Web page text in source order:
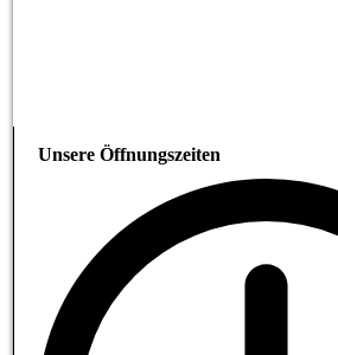
Unsere Öffnungszeiten